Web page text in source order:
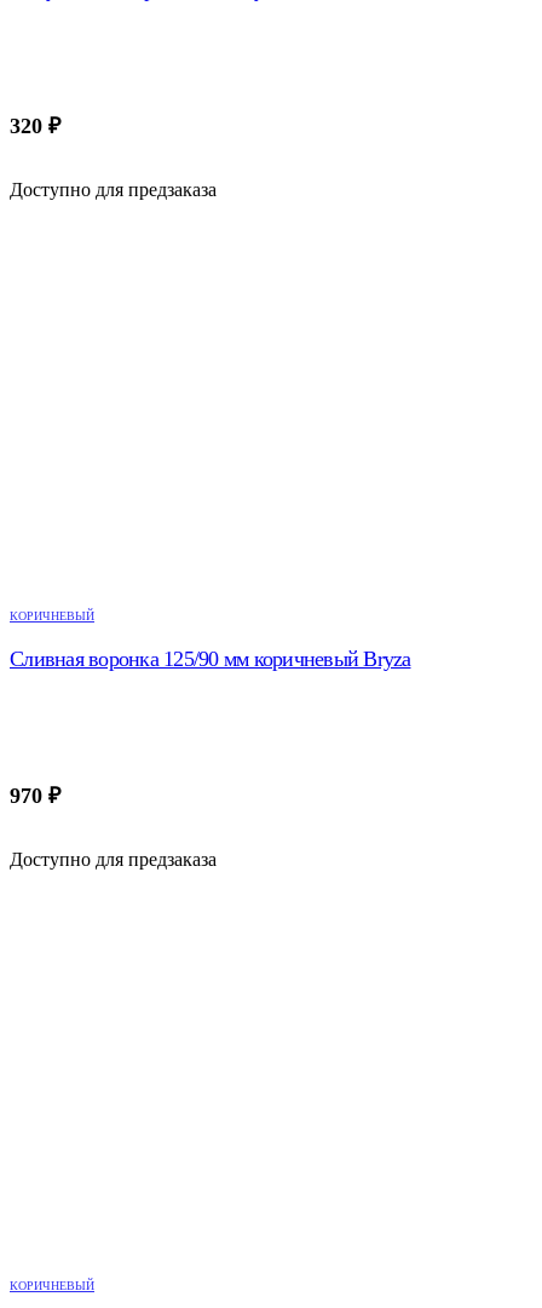
320 ₽
Доступно для предзаказа
КОРИЧНЕВЫЙ
Сливная воронка 125/90 мм коричневый Bryza
970 ₽
Доступно для предзаказа
КОРИЧНЕВЫЙ